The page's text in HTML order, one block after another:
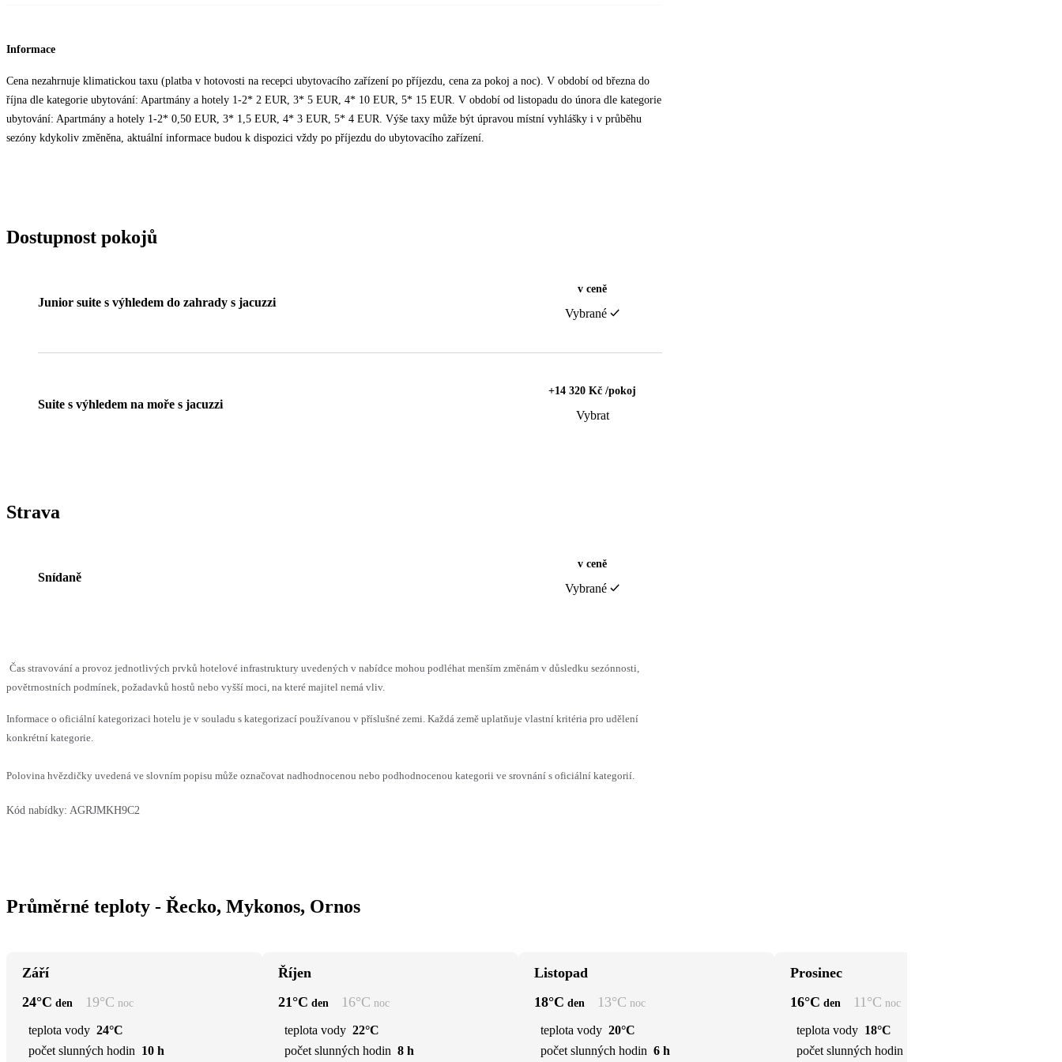
Informace
Cena nezahrnuje klimatickou taxu (platba v hotovosti na recepci ubytovacího zařízení po příjezdu, cena za pokoj a noc). V období od března do
října dle kategorie ubytování: Apartmány a hotely 1-2* 2 EUR, 3* 5 EUR, 4* 10 EUR, 5* 15 EUR. V období od listopadu do února dle kategorie
ubytování: Apartmány a hotely 1-2* 0,50 EUR, 3* 1,5 EUR, 4* 3 EUR, 5* 4 EUR. Výše taxy může být úpravou místní vyhlášky i v průběhu
sezóny kdykoliv změněna, aktuální informace budou k dispozici vždy po příjezdu do ubytovacího zařízení.
Dostupnost pokojů
Junior suite s výhledem do zahrady s jacuzzi
v ceně
Vybrané
Suite s výhledem na moře s jacuzzi
+14 320 Kč /pokoj
Vybrat
Strava
Snídaně
v ceně
Vybrané
Čas stravování a provoz jednotlivých prvků hotelové infrastruktury uvedených v nabídce mohou podléhat menším změnám v důsledku sezónnosti,
povětrnostních podmínek, požadavků hostů nebo vyšší moci, na které majitel nemá vliv.
Informace o oficiální kategorizaci hotelu je v souladu s kategorizací používanou v příslušné zemi. Každá země uplatňuje vlastní kritéria pro udělení
konkrétní kategorie.
Polovina hvězdičky uvedená ve slovním popisu může označovat nadhodnocenou nebo podhodnocenou kategorii ve srovnání s oficiální kategorií.
Kód nabídky: AGRJMKH9C2
Průměrné teploty - Řecko, Mykonos, Ornos
Září
24°C den 19°C noc
teplota vody 24°C
počet slunných hodin 10 h
Říjen
21°C den 16°C noc
teplota vody 22°C
počet slunných hodin 8 h
Listopad
18°C den 13°C noc
teplota vody 20°C
počet slunných hodin 6 h
Prosinec
16°C den 11 °C noc
teplota vody 18°C
počet slunných hodin